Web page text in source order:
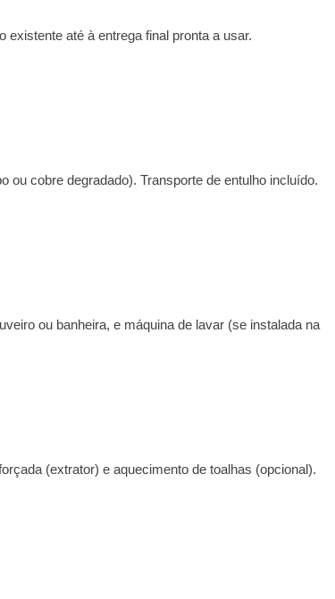
até à entrega final pronta a usar.
cobre degradado). Transporte de entulho incluído.
ou banheira, e máquina de lavar (se instalada na
(extrator) e aquecimento de toalhas (opcional).